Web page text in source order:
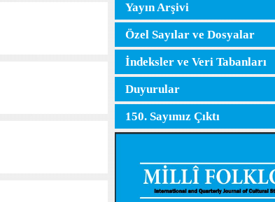
Yayın Arşivi
Özel Sayılar ve Dosyalar
İndeksler ve Veri Tabanları
Duyurular
150. Sayımız Çıktı